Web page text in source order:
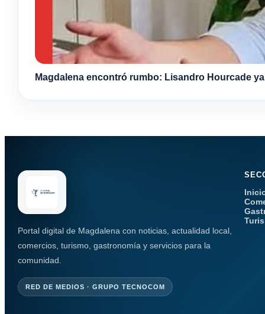
Magdalena encontró rumbo: Lisandro Hourcade
Portal digital de Magdalena con noticias, actualidad local,
comercios, turismo, gastronomía y servicios para la
comunidad.
RED DE MEDIOS · GRUPO TECNOCOM